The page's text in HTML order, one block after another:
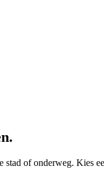
of onderweg. Kies